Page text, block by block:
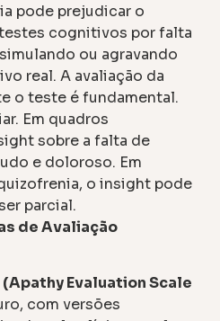
pode prejudicar o
cognitivos por falta
ou agravando
real. A avaliação da
o teste é fundamental.
Em quadros
sobre a falta de
e doloroso. Em
o insight pode
parcial.
de Avaliação
Evaluation Scale
com versões